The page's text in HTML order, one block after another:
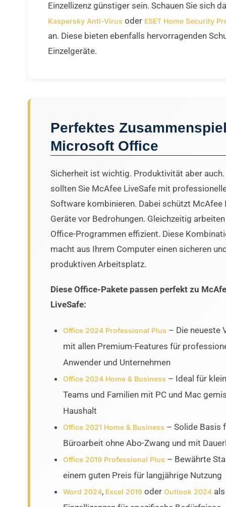
Einzellizenz günstiger sein. Schauen Sie sich
Kaspersky Anti-Virus oder ESET Home Security
an. Diese bieten ebenfalls hervorragenden
Einzelgeräte.
Perfektes
Microsoft Office
Sicherheit ist wichtig. Produktivität aber auch.
sollten Sie McAfee LiveSafe mit
Software kombinieren. Dabei schützt McAfee
Geräte vor Bedrohungen. Gleichzeitig
Office-Programmen effizient. Diese
macht aus Ihrem Computer einen sicheren
produktiven Arbeitsplatz.
Diese Office-Pakete passen perfekt zu
LiveSafe:
Office 2024 Professional Plus – Die neueste
mit allen Premium-Features für
Anwender und Unternehmen
Office 2024 Home & Business – Ideal für
Teams und Familien mit PC und Mac
Haushalt
Office 2021 Home & Business – Solide Basis
Büroarbeit ohne Abo-Zwang und mit
Office 2019 Professional Plus – Bewährte
einem guten Preis für langjährige Nutzung
Word 2024, Excel 2019 oder Outlook 2024 als